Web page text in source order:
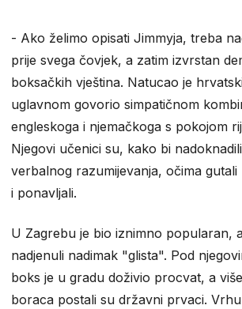
​- Ako želimo opisati Jimmyja, treba
prije svega čovjek, a zatim izvrstan
boksačkih vještina. Natucao je
uglavnom govorio simpatičnom
engleskoga i njemačkoga s pokojom
Njegovi učenici su, kako bi
verbalnog razumijevanja, očima
i ponavljali.
U Zagrebu je bio iznimno popularan,
nadjenuli nadimak "glista". Pod
boks je u gradu doživio procvat, a
boraca postali su državni prvaci.